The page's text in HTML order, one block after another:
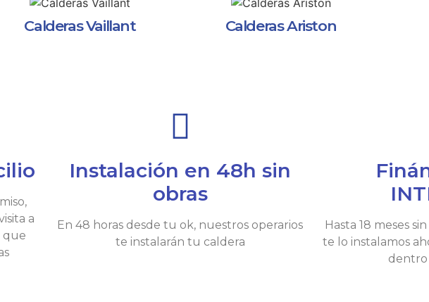
Calderas Vaillant Calderas Ariston
a
que
Instalación en 48h sin
obras
En 48 horas desde tu ok, nuestros operarios
te instalarán tu caldera
Hasta 18 meses
te lo instalamos
dentro